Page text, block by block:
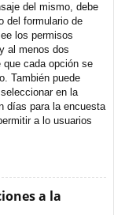
del mismo, debe
del formulario de
los permisos
al menos dos
que cada opción se
También puede
en la
días para la encuesta
a lo usuarios
a la